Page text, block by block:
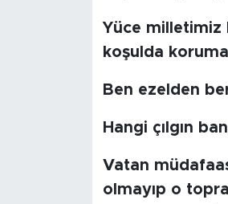
Yüce milletimiz
koşulda
Ben ezelden
Hangi çılgın
Vatan
olmayıp o